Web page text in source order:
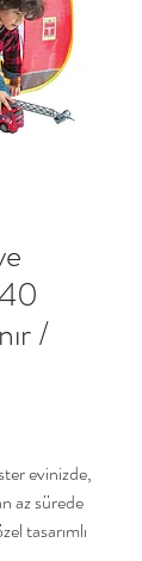
/
evinizde,
az sürede
tasarımlı